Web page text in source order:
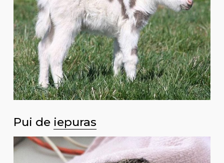
Pui de iepuras